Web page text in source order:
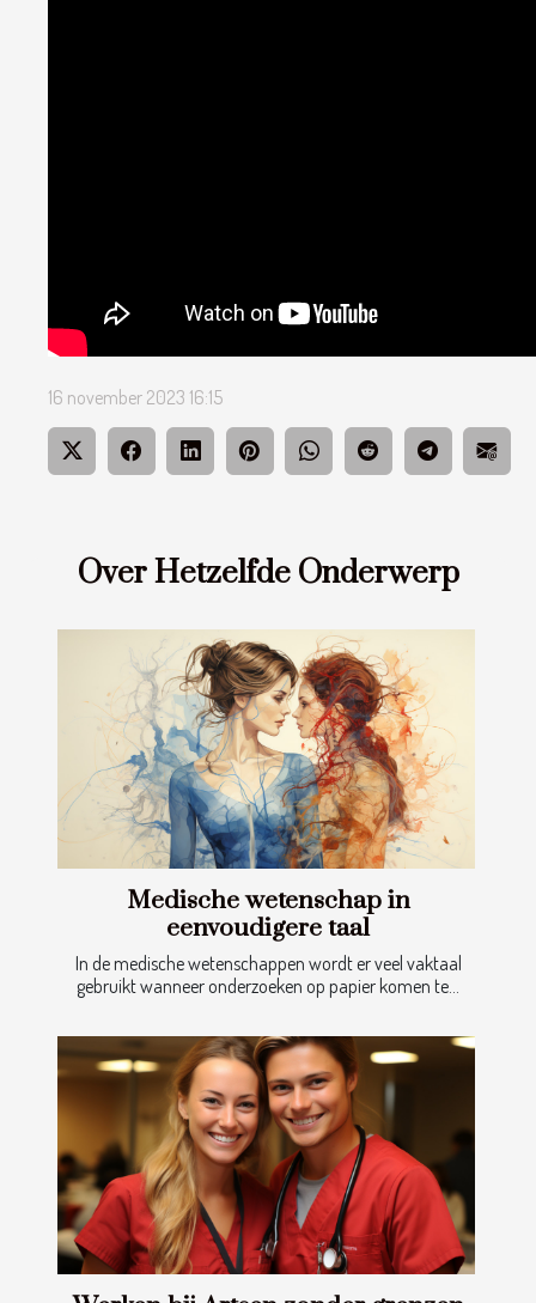
Over Hetzelfde Onderwerp
Medische wetenschap in
eenvoudigere taal
In de medische wetenschappen wordt er veel vaktaal
gebruikt wanneer onderzoeken op papier komen te...
16 november 2023 16:15